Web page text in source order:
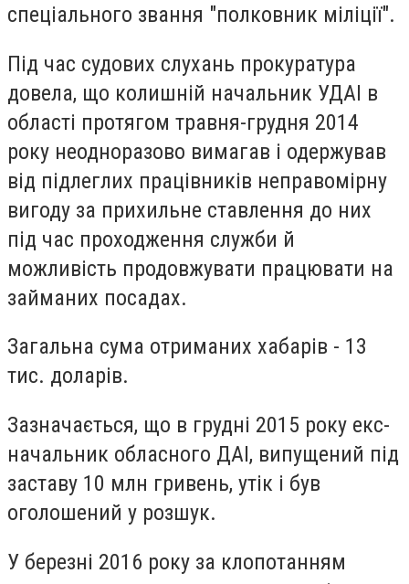
спеціального звання "полковник міліції".
Під час судових слухань прокуратура
довела, що колишній начальник УДАІ в
області протягом травня-грудня 2014
року неодноразово вимагав і одержував
від підлеглих працівників неправомірну
вигоду за прихильне ставлення до них
під час проходження служби й
можливість продовжувати працювати на
займаних посадах.
Загальна сума отриманих хабарів - 13
тис. доларів.
Зазначається, що в грудні 2015 року екс-
начальник обласного ДАІ, випущений під
заставу 10 млн гривень, утік і був
оголошений у розшук.
У березні 2016 року за клопотанням